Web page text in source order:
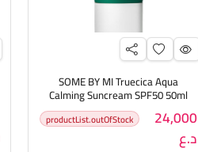
SOME BY MI Truecica Aqua
Calming Suncream SPF50 50ml
واقي شمس للبشرة من سوم باي
مي 24,000
د.ع
productList.outOfStock